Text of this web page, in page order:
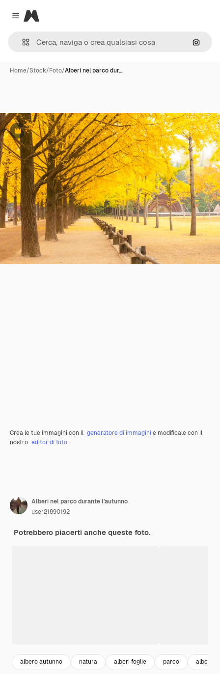
Close menu
Magnific
Cerca
Home/Stock/Foto/Alberi nel parco dur…
Premium
Crea le tue immagini con il generatore di immagini e modificale con il
nostro editor di foto.
Alberi nel parco durante l'autunno
user21890192
Potrebbero piacerti anche queste foto.
albero autunno natura alberi foglie parco albero